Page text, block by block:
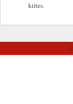
kiites.